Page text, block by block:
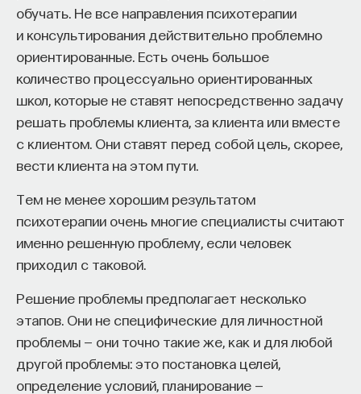
обучать. Не все направления психотерапии
и консультирования действительно проблемно
ориентированные. Есть очень большое
количество процессуально ориентированных
школ, которые не ставят непосредственно задачу
решать проблемы клиента, за клиента или вместе
с клиентом. Они ставят перед собой цель, скорее,
вести клиента на этом пути.
Тем не менее хорошим результатом
психотерапии очень многие специалисты считают
именно решенную проблему, если человек
приходил с таковой.
Решение проблемы предполагает несколько
этапов. Они не специфические для личностной
проблемы — они точно такие же, как и для любой
другой проблемы: это постановка целей,
определение условий, планирование —